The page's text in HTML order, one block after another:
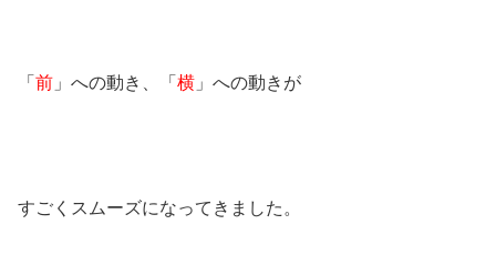
「 前 」への動き、「 横 」への動きが
すごくスムーズになってきました。